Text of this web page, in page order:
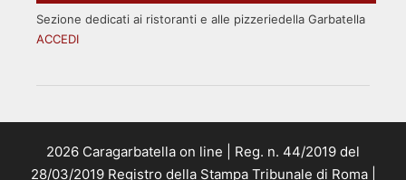
Sezione dedicati ai ristoranti e alle pizzeriedella Garbatella
ACCEDI
2026 Caragarbatella on line | Reg. n. 44/2019 del
28/03/2019 Registro della Stampa Tribunale di Roma |